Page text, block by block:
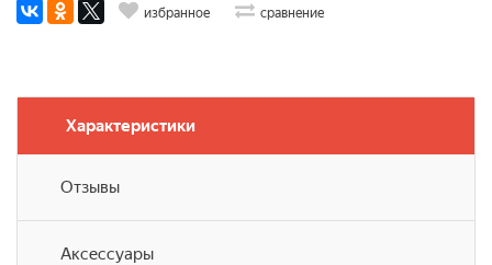
избранное сравнение
Характеристики
Отзывы
Аксессуары